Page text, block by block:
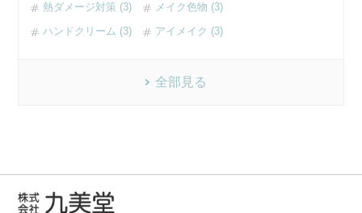
熱ダメージ対策 (3)
メイク色物 (3)
ハンドクリーム (3)
アイメイク (3)
全部見る